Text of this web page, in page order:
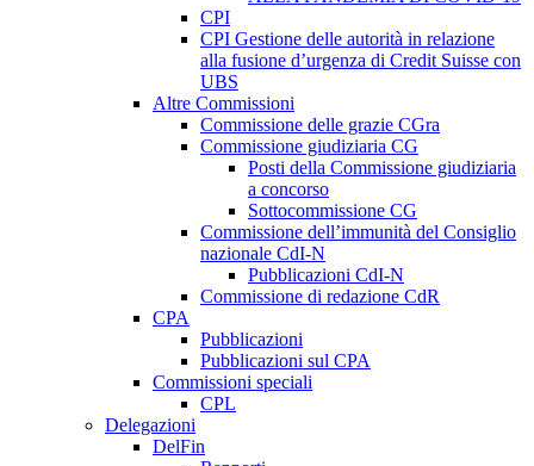
CPI
CPI Gestione delle autorità in relazione
alla fusione d’urgenza di Credit Suisse con
UBS
Altre Commissioni
Commissione delle grazie CGra
Commissione giudiziaria CG
Posti della Commissione giudiziaria
a concorso
Sottocommissione CG
Commissione dell’immunità del Consiglio
nazionale CdI-N
Pubblicazioni CdI-N
Commissione di redazione CdR
CPA
Pubblicazioni
Pubblicazioni sul CPA
Commissioni speciali
CPL
Delegazioni
DelFin